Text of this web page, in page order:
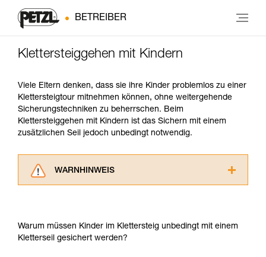
BETREIBER
Klettersteiggehen mit Kindern
Viele Eltern denken, dass sie ihre Kinder problemlos zu einer
Klettersteigtour mitnehmen können, ohne weitergehende
Sicherungstechniken zu beherrschen. Beim
Klettersteiggehen mit Kindern ist das Sichern mit einem
zusätzlichen Seil jedoch unbedingt notwendig.
WARNHINWEIS
ziehen. Um diese Zusatzinformationen
verstehen zu können, müssen Sie zuerst die in
Warum müssen Kinder im Klettersteig unbedingt mit einem
Kletterseil gesichert werden?